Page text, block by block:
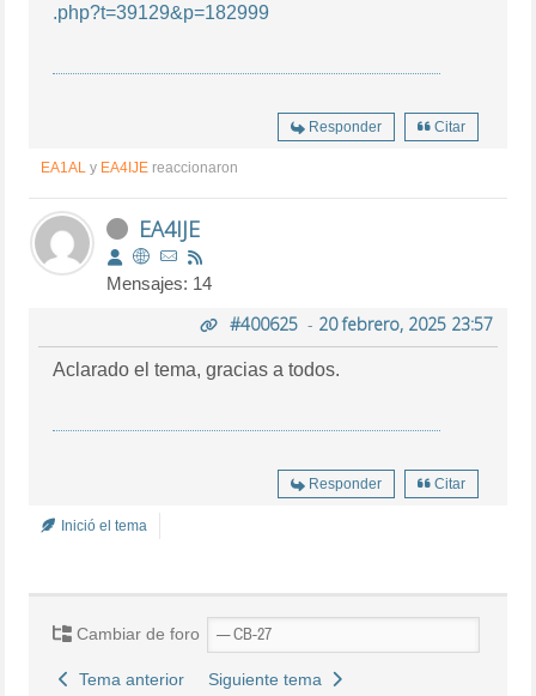
.php?t=39129&p=182999
Responder Citar
EA1AL y EA4IJE reaccionaron
EA4IJE
Mensajes: 14
#400625- 20 febrero, 2025 23:57
Aclarado el tema, gracias a todos.
Responder Citar
Inició el tema
Cambiar de foro
Tema anterior Siguiente tema